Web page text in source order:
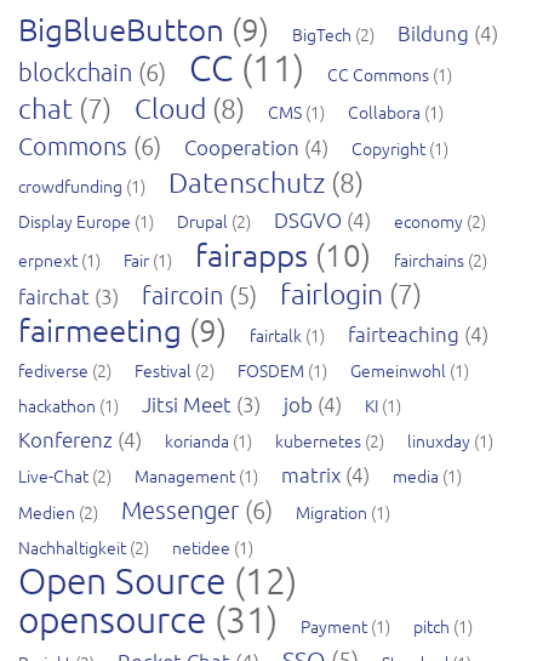
BigBlueButton (9) BigTech (2) Bildung (4)
blockchain (6) CC (11) CC Commons (1)
chat (7) Cloud (8) CMS (1) Collabora (1)
Commons (6) Cooperation (4) Copyright (1)
crowdfunding (1) Datenschutz (8)
Display Europe (1) Drupal (2) DSGVO (4) economy (2)
erpnext (1) Fair (1) fairapps (10) fairchains (2)
fairchat (3) faircoin (5) fairlogin (7)
fairmeeting (9) fairtalk (1) fairteaching (4)
fediverse (2) Festival (2) FOSDEM (1) Gemeinwohl (1)
hackathon (1) Jitsi Meet (3) job (4) KI (1)
Konferenz (4) korianda (1) kubernetes (2) linuxday (1)
Live-Chat (2) Management (1) matrix (4) media (1)
Medien (2) Messenger (6) Migration (1)
Nachhaltigkeit (2) netidee (1)
Open Source (12)
opensource (31) Payment (1) pitch (1)